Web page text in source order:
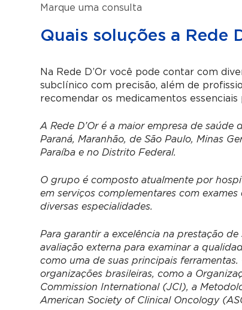
Marque uma consulta
Quais soluções a Rede
Na Rede D’Or você pode contar com
subclínico com precisão, além de
recomendar os medicamentos
A Rede D’Or é a maior empresa de saúde
Paraná, Maranhão, de São Paulo, Minas
Paraíba e no Distrito Federal.
O grupo é composto atualmente por
em serviços complementares com
diversas especialidades.
Para garantir a excelência na prestação
avaliação externa para examinar a
como uma de suas principais
organizações brasileiras, como a
Commission International (JCI), a
American Society of Clinical Oncology